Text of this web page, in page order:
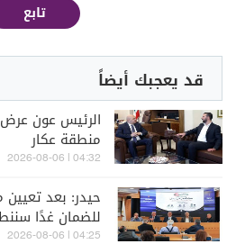
تابع
قد يعجبك أيضاً
الرئيس عون
منطقة عكار
04:32 | 2026-08-06
حيدر: بعد
للضمان غدًا
التقاعد
04:25 | 2026-08-06